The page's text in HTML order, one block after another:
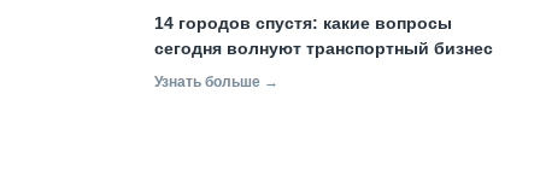
14 городов спустя: какие вопросы
сегодня волнуют транспортный бизнес
Узнать больше →